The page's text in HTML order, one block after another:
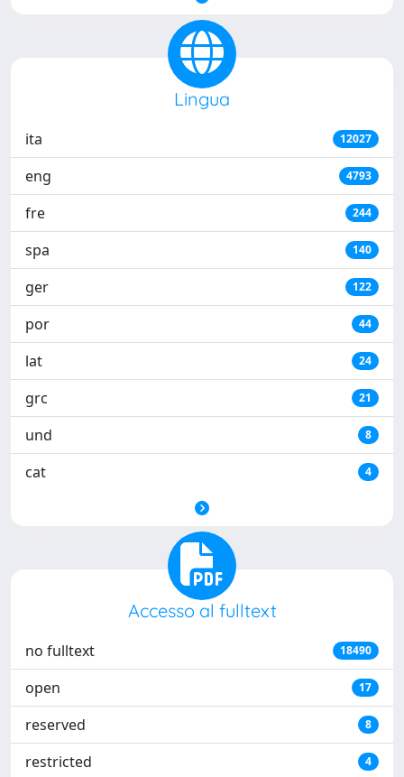
Lingua
ita 12027
eng 4793
fre 244
spa 140
ger 122
por 44
lat 24
grc 21
und 8
cat 4
Accesso al fulltext
no fulltext 18490
open 17
reserved 8
restricted 4